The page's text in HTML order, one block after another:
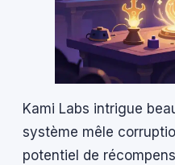
Kami Labs intrigue
système mêle
potentiel de